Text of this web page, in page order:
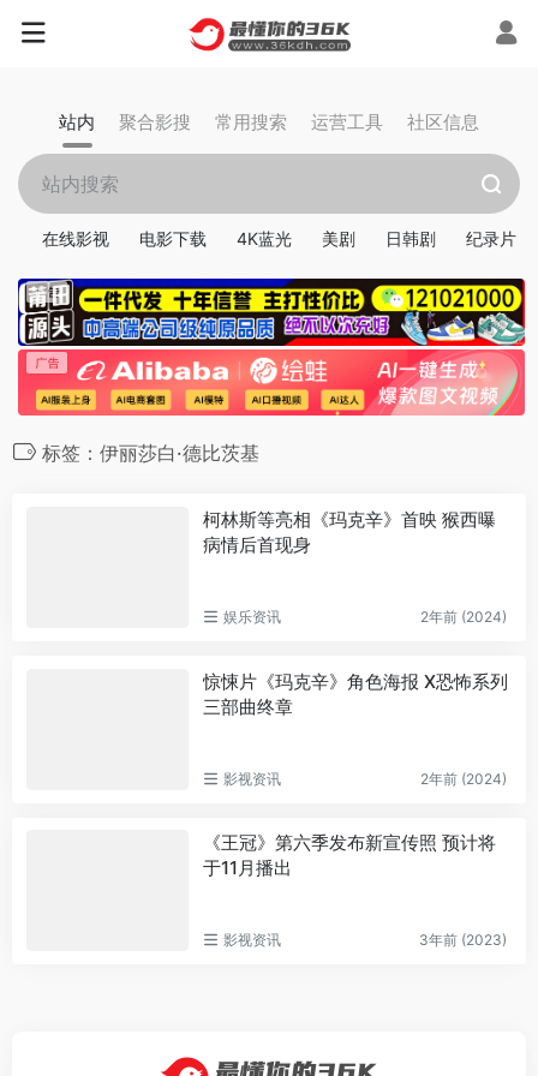
站内 聚合影搜 常用搜索 运营工具 社区信息
在线影视 电影下载 4K蓝光 美剧 日韩剧 纪录片
标签：伊丽莎白·德比茨基
柯林斯等亮相《玛克辛》首映 猴西曝
病情后首现身
娱乐资讯 2年前 (2024)
惊悚片《玛克辛》角色海报 X恐怖系列
三部曲终章
影视资讯 2年前 (2024)
《王冠》第六季发布新宣传照 预计将
于11月播出
影视资讯 3年前 (2023)